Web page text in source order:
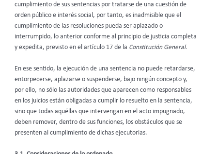
cumplimiento de sus sentencias por tratarse de una cuestión de
orden público e interés social, por tanto, es inadmisible que el
cumplimiento de las resoluciones pueda ser aplazado o
interrumpido, lo anterior conforme al principio de justicia completa
y expedita, previsto en el artículo 17 de la Constitución General.
En ese sentido, la ejecución de una sentencia no puede retardarse,
entorpecerse, aplazarse o suspenderse, bajo ningún concepto y,
por ello, no sólo las autoridades que aparecen como responsables
en los juicios están obligadas a cumplir lo resuelto en la sentencia,
sino que todas aquéllas que intervengan en el acto impugnado,
deben remover, dentro de sus funciones, los obstáculos que se
presenten al cumplimiento de dichas ejecutorias.